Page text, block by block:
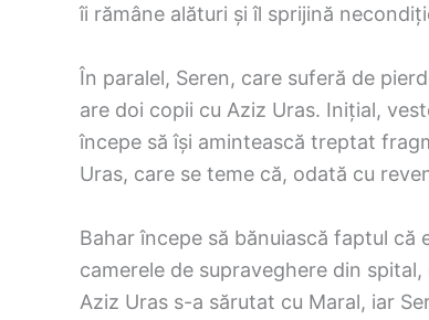
îi rămâne alături și îl sprijină
În paralel, Seren, care suferă de
are doi copii cu Aziz Uras. Inițial,
începe să își amintească treptat
Uras, care se teme că, odată cu
Bahar începe să bănuiască faptul că
camerele de supraveghere din
Aziz Uras s-a sărutat cu Maral, iar